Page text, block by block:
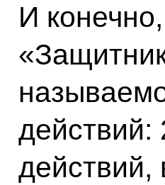
И
действий:
действий,